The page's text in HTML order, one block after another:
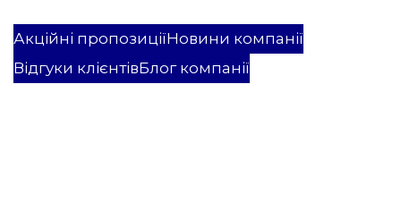
Акційні пропозиціїНовини компанії
Відгуки клієнтівБлог компанії